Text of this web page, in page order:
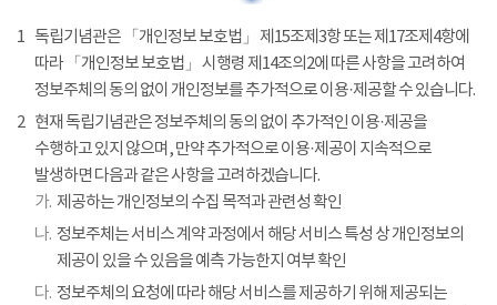
1 독립기념관은 「개인정보 보호법」 제15조제3항 또는 제17조제4항에
따라 「개인정보 보호법」 시행령 제14조의2에 따른 사항을 고려하여
정보주체의 동의 없이 개인정보를 추가적으로 이용·제공할 수 있습니다.
2 현재 독립기념관은 정보주체의 동의 없이 추가적인 이용·제공을
수행하고 있지 않으며, 만약 추가적으로 이용·제공이 지속적으로
발생하면 다음과 같은 사항을 고려하겠습니다.
가. 제공하는 개인정보의 수집 목적과 관련성 확인
나. 정보주체는 서비스 계약 과정에서 해당 서비스 특성 상 개인정보의
제공이 있을 수 있음을 예측 가능한지 여부 확인
다. 정보주체의 요청에 따라 해당 서비스를 제공하기 위해 제공되는